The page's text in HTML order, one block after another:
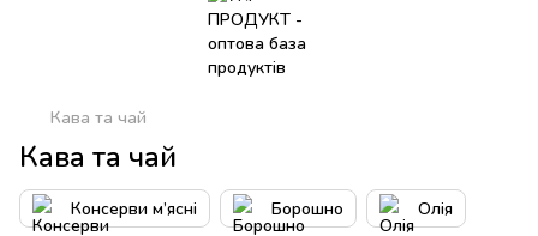
Кава та чай
Кава та чай
Консерви м’ясні Борошно Олія